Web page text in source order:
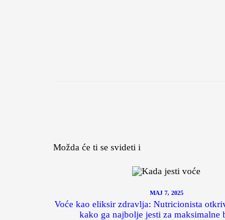
Možda će ti se svideti i
MAJ 7, 2025
Voće kao eliksir zdravlja: Nutricionista
kako ga najbolje jesti za maksimalne